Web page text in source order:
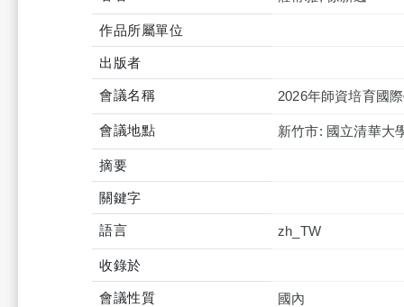
作品所屬單位
出版者
會議名稱 2026年師資培育國
會議地點 新竹市: 國立清華大
摘要
關鍵字
語言 zh_TW
收錄於
會議性質 國內